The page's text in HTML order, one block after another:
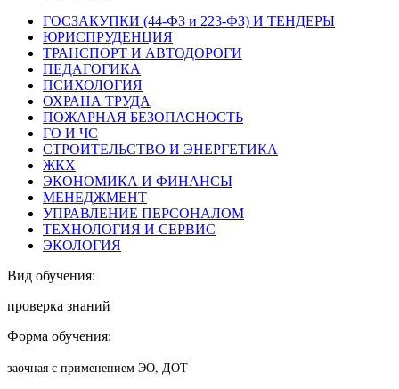
ГОСЗАКУПКИ (44-ФЗ и 223-ФЗ) И ТЕНДЕРЫ
ЮРИСПРУДЕНЦИЯ
ТРАНСПОРТ И АВТОДОРОГИ
ПЕДАГОГИКА
ПСИХОЛОГИЯ
ОХРАНА ТРУДА
ПОЖАРНАЯ БЕЗОПАСНОСТЬ
ГО И ЧС
СТРОИТЕЛЬСТВО И ЭНЕРГЕТИКА
ЖКХ
ЭКОНОМИКА И ФИНАНСЫ
МЕНЕДЖМЕНТ
УПРАВЛЕНИЕ ПЕРСОНАЛОМ
ТЕХНОЛОГИЯ И СЕРВИС
ЭКОЛОГИЯ
Вид обучения:
проверка знаний
Форма обучения:
заочная с применением ЭО, ДОТ